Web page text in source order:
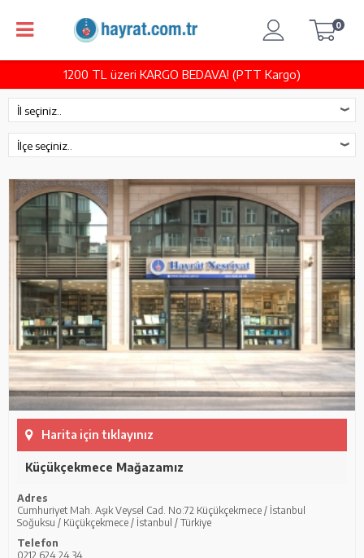
1200 TL üzeri KARGO BEDAVA! (PTT Kargo)
0
Harita için tıklayınız
Küçükçekmece Mağazamız
Adres
Cumhuriyet Mah. Aşık Veysel Cad. No:72 Küçükçekmece / İstanbul
Soğuksu / Küçükçekmece / İstanbul / Türkiye
Telefon
0212 624 24 34